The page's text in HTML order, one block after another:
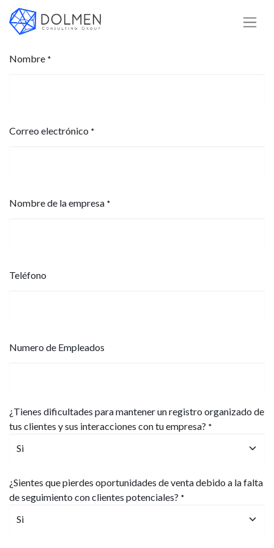
Nombre *
Correo electrónico *
Nombre de la empresa *
Teléfono
Numero de Empleados
¿Tienes dificultades para mantener un registro organizado de
tus clientes y sus interacciones con tu empresa? *
¿Sientes que pierdes oportunidades de venta debido a la falta
de seguimiento con clientes potenciales? *